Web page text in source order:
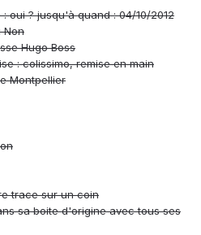
oui ? jusqu'à quand : 04/10/2012
Non
Hugo Boss
: colissimo, remise en main
Montpellier
trace sur un coin
sa boite d'origine avec tous ses